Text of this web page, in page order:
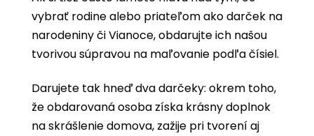
vybrať rodine alebo priateľom ako darček na
narodeniny či Vianoce, obdarujte ich našou
tvorivou súpravou na maľovanie podľa čísiel.
Darujete tak hneď dva darčeky: okrem toho,
že obdarovaná osoba získa krásny doplnok
na skrášlenie domova, zažije pri tvorení aj